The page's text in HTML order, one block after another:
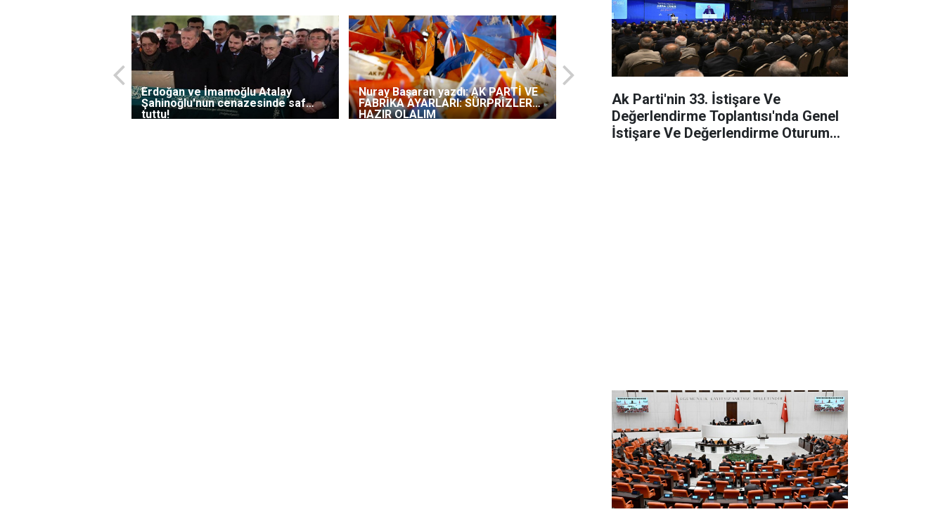
Erdoğan ve İmamoğlu Atalay
Şahinoğlu'nun cenazesinde saf
tuttu!
Nuray Başaran yazdı: AK PARTİ VE
FABRİKA AYARLARI: SÜRPRİZLERE
HAZIR OLALIM
Ak Parti'nin 33. İstişare Ve
Değerlendirme Toplantısı'nda Genel
İstişare Ve Değerlendirme Oturumu